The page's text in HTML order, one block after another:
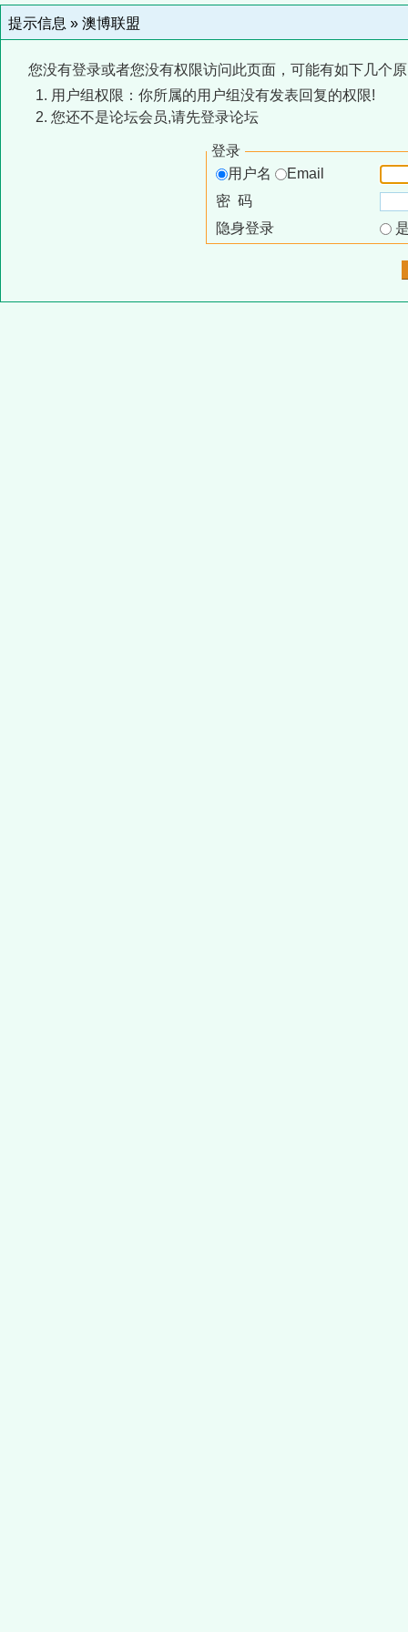
提示信息 » 澳博联盟
您没有登录或者您没有权限访问此页面，可能有如下几个
用户组权限：你所属的用户组没有发表回复的权限!
您还不是论坛会员,请先登录论坛
登录
用户名
Email
密 码
隐身登录